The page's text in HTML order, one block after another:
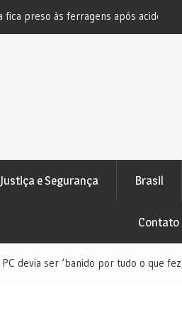
após acidente na BR-
Pedrão
Justiça e Segurança Brasil
Contato
devia ser ‘banido por tudo o que